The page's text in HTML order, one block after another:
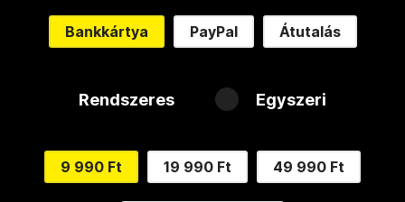
Bankkártya PayPal Átutalás
Rendszeres Egyszeri
9 990 Ft 19 990 Ft 49 990 Ft